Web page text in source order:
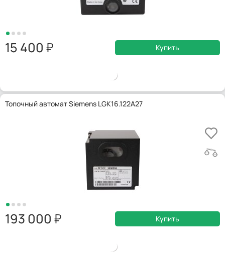
15 400 Купить
Топочный автомат Siemens LGK16.122A27
193 000 Купить